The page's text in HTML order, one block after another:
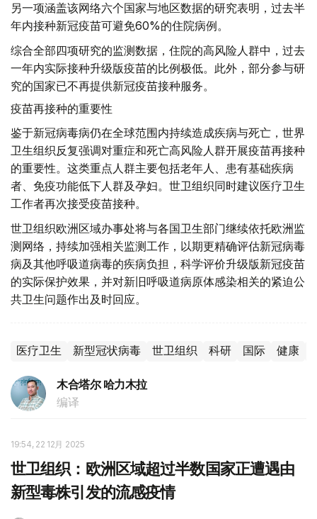
另一项涵盖该网络六个国家与地区数据的研究表明，过去半
年内接种新冠疫苗可避免60%的住院病例。
综合全部四项研究的监测数据，住院的高风险人群中，过去
一年内实际接种升级版疫苗的比例极低。此外，部分参与研
究的国家已不再提供新冠疫苗接种服务。
疫苗再接种的重要性
鉴于新冠病毒病仍在全球范围内持续造成疾病与死亡，世界
卫生组织反复强调对重症和死亡高风险人群开展疫苗再接种
的重要性。这类重点人群主要包括老年人、患有基础疾病
者、免疫功能低下人群及孕妇。世卫组织同时建议医疗卫生
工作者再次接受疫苗接种。
世卫组织欧洲区域办事处将与各国卫生部门继续依托欧洲监
测网络，持续加强相关监测工作，以期更精确评估新冠病毒
病及其他呼吸道病毒的疾病负担，科学评价升级版新冠疫苗
的实际保护效果，并对新旧呼吸道病原体感染相关的紧迫公
共卫生问题作出及时回应。
医疗卫生 新型冠状病毒 世卫组织 科研 国际 健康
木合塔尔 哈力木拉
编译
19:54, 22 12月 2025
世卫组织：欧洲区域超过半数国家正遭遇由
新型毒株引发的流感疫情